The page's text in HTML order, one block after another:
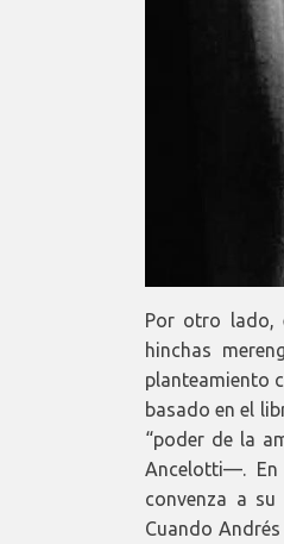
Por otro lado,
hinchas
planteamiento
basado en el
“poder de la
Ancelotti—.
convenza a
Cuando